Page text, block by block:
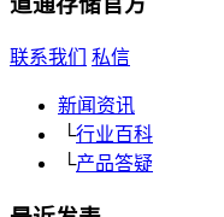
联系我们 私信
新闻资讯
└行业百科
└产品答疑